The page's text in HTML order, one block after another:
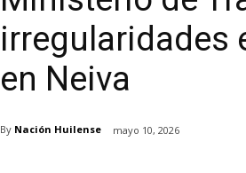
irregularidades
en Neiva
By Nación Huilense mayo 10, 2026